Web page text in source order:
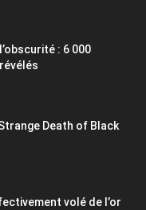
: 6 000
Death of Black
volé de l’or